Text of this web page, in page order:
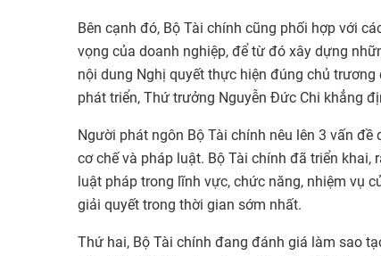
Bên cạnh đó, Bộ Tài chính cũng phối hợp với
vọng của doanh nghiệp, để từ đó xây dựng
nội dung Nghị quyết thực hiện đúng chủ
phát triển, Thứ trưởng Nguyễn Đức Chi khẳng
Người phát ngôn Bộ Tài chính nêu lên 3 vấn
cơ chế và pháp luật. Bộ Tài chính đã triển
luật pháp trong lĩnh vực, chức năng, nhiệm vụ
giải quyết trong thời gian sớm nhất.
Thứ hai, Bộ Tài chính đang đánh giá làm sao